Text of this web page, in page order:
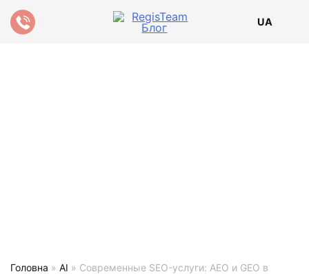
UA
Головна » AI » Современные SEO-услуги: AEO и GEO в